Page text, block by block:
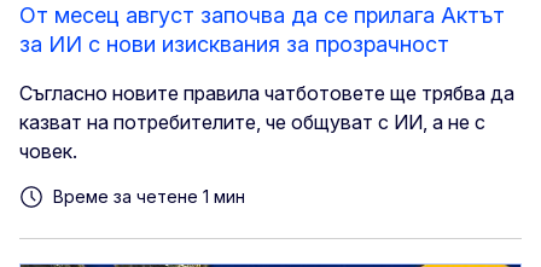
От месец август започва да се прилага Актът
за ИИ с нови изисквания за прозрачност
Съгласно новите правила чатботовете ще трябва да
казват на потребителите, че общуват с ИИ, а не с
човек.
Време за четене 1 мин